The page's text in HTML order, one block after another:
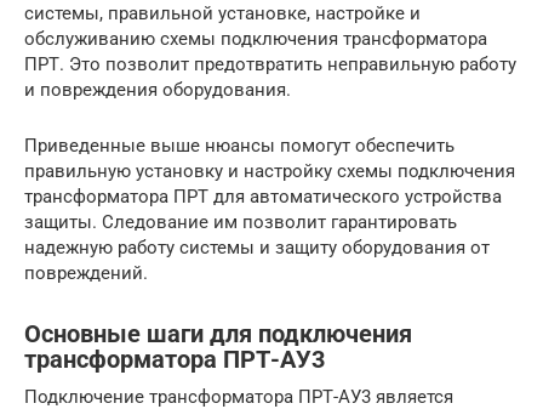
системы, правильной установке, настройке и
обслуживанию схемы подключения трансформатора
ПРТ. Это позволит предотвратить неправильную работу
и повреждения оборудования.
Приведенные выше нюансы помогут обеспечить
правильную установку и настройку схемы подключения
трансформатора ПРТ для автоматического устройства
защиты. Следование им позволит гарантировать
надежную работу системы и защиту оборудования от
повреждений.
Основные шаги для подключения
трансформатора ПРТ-АУ3
Подключение трансформатора ПРТ-АУ3 является